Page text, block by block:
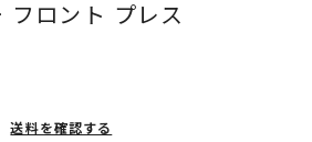
ロント プレス
送料を確認する